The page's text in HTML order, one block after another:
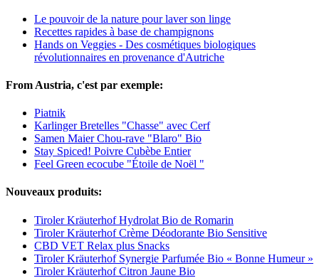
Le pouvoir de la nature pour laver son linge
Recettes rapides à base de champignons
Hands on Veggies - Des cosmétiques biologiques
révolutionnaires en provenance d'Autriche
From Austria, c'est par exemple:
Piatnik
Karlinger Bretelles "Chasse" avec Cerf
Samen Maier Chou-rave "Blaro" Bio
Stay Spiced! Poivre Cubèbe Entier
Feel Green ecocube "Étoile de Noël "
Nouveaux produits:
Tiroler Kräuterhof Hydrolat Bio de Romarin
Tiroler Kräuterhof Crème Déodorante Bio Sensitive
CBD VET Relax plus Snacks
Tiroler Kräuterhof Synergie Parfumée Bio « Bonne Humeur »
Tiroler Kräuterhof Citron Jaune Bio